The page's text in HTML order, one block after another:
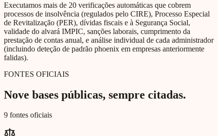
Executamos mais de 20 verificações automáticas que cobrem
processos de insolvência (regulados pelo CIRE), Processo Especial
de Revitalização (PER), dívidas fiscais e à Segurança Social,
validade do alvará IMPIC, sanções laborais, cumprimento da
prestação de contas anual, e análise individual de cada administrador
(incluindo deteção de padrão phoenix em empresas anteriormente
falidas).
FONTES OFICIAIS
Nove bases públicas, sempre citadas.
9 fontes oficiais